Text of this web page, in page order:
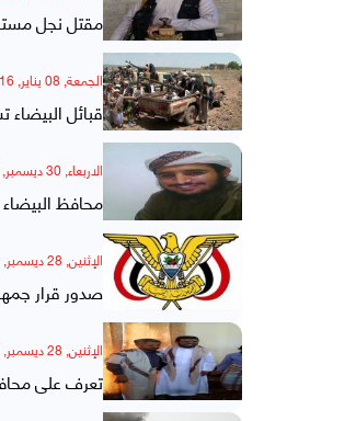
مقتل نجل
الجمعة, 08 يناير, 2016
قبائل
الاربعاء, 30 ديسمبر, 2015
محافظ
الإثنين, 28 ديسمبر, 2015
صدور قرار
الإثنين, 28 ديسمبر, 2015
تعرف على